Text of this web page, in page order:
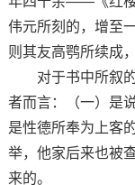
伟元所刻的，增至
则其友高鹗所续成
对于书中所叙的
者而言：（一）是
是性德所奉为上客
举，他家后来也被
来的。